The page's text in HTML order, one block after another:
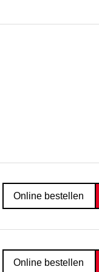
Online bestellen
Online bestellen